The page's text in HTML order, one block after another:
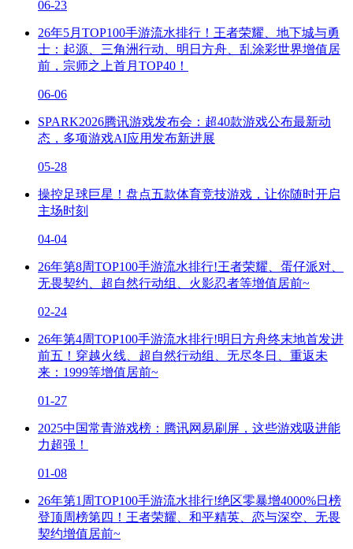
06-23
26年5月TOP100手游流水排行！王者荣耀、地下城与勇
士：起源、三角洲行动、明日方舟、乱涂彩世界增值居
前，宗师之上首月TOP40！
06-06
SPARK2026腾讯游戏发布会：超40款游戏公布最新动
态，多项游戏AI应用发布新进展
05-28
操控足球巨星！盘点五款体育竞技游戏，让你随时开启
主场时刻
04-04
26年第8周TOP100手游流水排行!王者荣耀、蛋仔派对、
无畏契约、超自然行动组、火影忍者等增值居前~
02-24
26年第4周TOP100手游流水排行!明日方舟终末地首发进
前五！穿越火线、超自然行动组、无尽冬日、重返未
来：1999等增值居前~
01-27
2025中国常青游戏榜：腾讯网易刷屏，这些游戏吸进能
力超强！
01-08
26年第1周TOP100手游流水排行!绝区零暴增4000%日榜
登顶周榜第四！王者荣耀、和平精英、恋与深空、无畏
契约增值居前~